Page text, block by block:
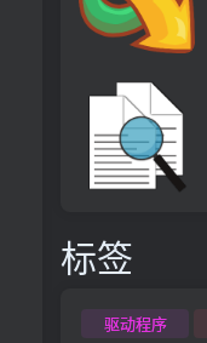
标签
驱动程序